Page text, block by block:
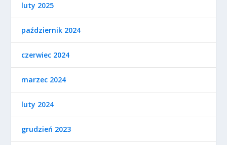
luty 2025
październik 2024
czerwiec 2024
marzec 2024
luty 2024
grudzień 2023